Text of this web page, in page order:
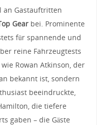
an Gastauftritten⁣
Gearbei. Prominente
für ​spannende und
reine Fahrzeugtests
Rowan Atkinson, der⁣
‌bekannt ist, sondern
⁣beeindruckte,
die tiefere
gaben – die Gäste